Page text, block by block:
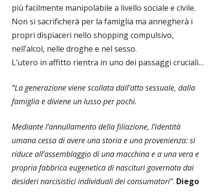
più facilmente manipolabile a livello sociale e civile.
Non si sacrificherà per la famiglia ma annegherà i
propri dispiaceri nello shopping compulsivo,
nell’alcol, nelle droghe e nel sesso.
L’utero in affitto rientra in uno dei passaggi cruciali…
“La generazione viene scollata dall’atto sessuale, dalla
famiglia e diviene un lusso per pochi.
Mediante l’annullamento della filiazione, l’identità
umana cessa di avere una storia e una provenienza: si
riduce all’assemblaggio di una macchina e a una vera e
propria fabbrica eugenetica di nascituri governata dai
desideri narcisistici individuali dei consumatori”. Diego